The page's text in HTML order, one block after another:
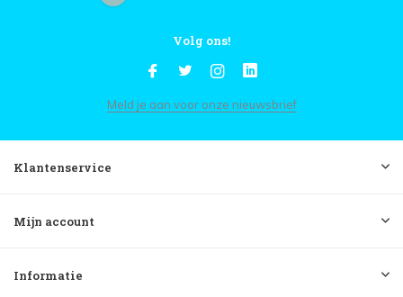
Volg ons!
Meld je aan voor onze nieuwsbrief
Klantenservice
Mijn account
Informatie